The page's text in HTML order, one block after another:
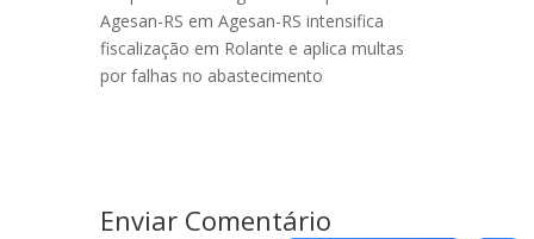
Agesan-RS em Agesan-RS intensifica
fiscalização em Rolante e aplica multas
por falhas no abastecimento
Enviar Comentário